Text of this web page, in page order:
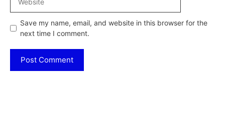
Save my name, email, and website in this browser for the
next time I comment.